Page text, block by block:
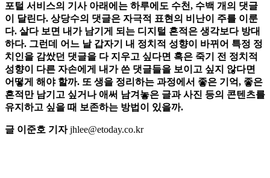
포털 서비스의 기사 아래에는 하루에도 수천, 수백 개의 댓글
이 달린다. 상당수의 댓글은 자극적 표현의 비난이 주를 이룬
다. 살다 보면 내가 남기게 되는 디지털 흔적은 생각보다 방대
하다. 그런데 어느 날 갑자기 내 정치적 성향이 바뀌어 특정 정
치인을 감쌌던 댓글을 다 지우고 싶다면 혹은 죽기 전 정치적
성향이 다른 자손에게 내가 쓴 댓글들을 보이고 싶지 않다면
어떻게 해야 할까. 또 생을 정리하는 과정에서 좋은 기억, 좋은
흔적만 남기고 싶거나 애써 남겨놓은 글과 사진 등의 콘텐츠를
유지하고 싶을 때 보존하는 방법이 있을까.
글 이준호 기자jhlee@etoday.co.kr